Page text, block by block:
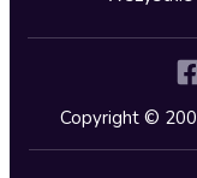
Kryminały
Lektury szkolne
Copyright ©